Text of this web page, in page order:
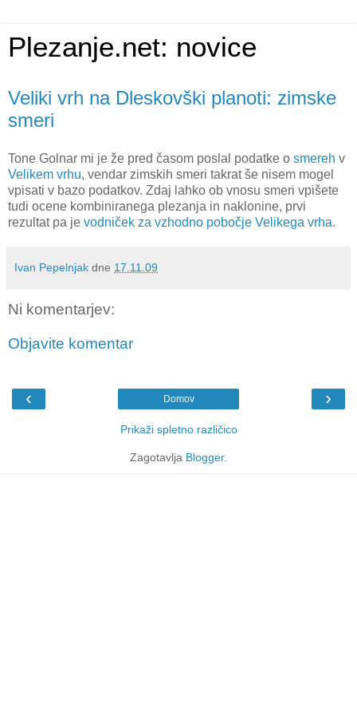
Plezanje.net: novice
Veliki vrh na Dleskovški planoti: zimske
smeri
Tone Golnar mi je že pred časom poslal podatke o smereh v
Velikem vrhu, vendar zimskih smeri takrat še nisem mogel
vpisati v bazo podatkov. Zdaj lahko ob vnosu smeri vpišete
tudi ocene kombiniranega plezanja in naklonine, prvi
rezultat pa je vodniček za vzhodno pobočje Velikega vrha.
Ivan Pepelnjak dne 17.11.09
Ni komentarjev:
Objavite komentar
‹ ›
Domov
Prikaži spletno različico
Zagotavlja Blogger.